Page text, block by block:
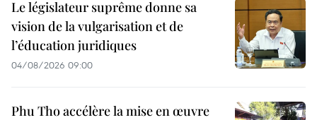
Le législateur suprême donne sa
vision de la vulgarisation et de
l’éducation juridiques
04/08/2026 09:00
Phu Tho accélère la mise en œuvre